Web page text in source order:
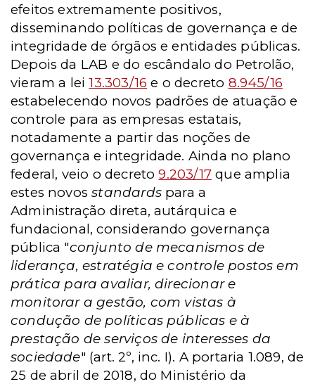
efeitos extremamente positivos,
disseminando políticas de governança e de
integridade de órgãos e entidades públicas.
Depois da LAB e do escândalo do Petrolão,
vieram a lei13.303/16 e o decreto 8.945/16
estabelecendo novos padrões de atuação e
controle para as empresas estatais,
notadamente a partir das noções de
governança e integridade. Ainda no plano
federal, veio o decreto9.203/17que amplia
estes novosstandardspara a
Administração direta, autárquica e
fundacional, considerando governança
pública "conjunto de mecanismos de
liderança, estratégia e controle postos em
prática para avaliar, direcionar e
monitorar a gestão, com vistas à
condução de políticas públicas e à
prestação de serviços de interesses da
sociedade" (art. 2º, inc. I). A portaria 1.089, de
25 de abril de 2018, do Ministério da